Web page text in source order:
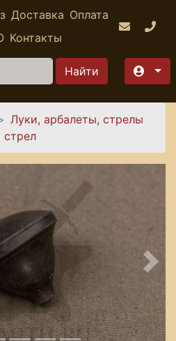
Доставка Оплата
Контакты
Луки, арбалеты, стрелы
стрел